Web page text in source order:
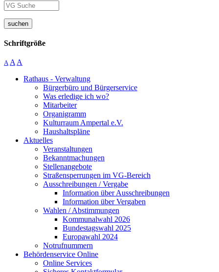
suchen
Schriftgröße
A A A
Rathaus - Verwaltung
Bürgerbüro und Bürgerservice
Was erledige ich wo?
Mitarbeiter
Organigramm
Kulturraum Ampertal e.V.
Haushaltspläne
Aktuelles
Veranstaltungen
Bekanntmachungen
Stellenangebote
Straßensperrungen im VG-Bereich
Ausschreibungen / Vergabe
Information über Ausschreibungen
Information über Vergaben
Wahlen / Abstimmungen
Kommunalwahl 2026
Bundestagswahl 2025
Europawahl 2024
Notrufnummern
Behördenservice Online
Online Services